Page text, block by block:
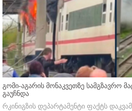
გომი-აგარის მონაკვეთზე სამგზავრო
გაუჩნდა
რკინიგზის დეპარტამენტი ფაქტს